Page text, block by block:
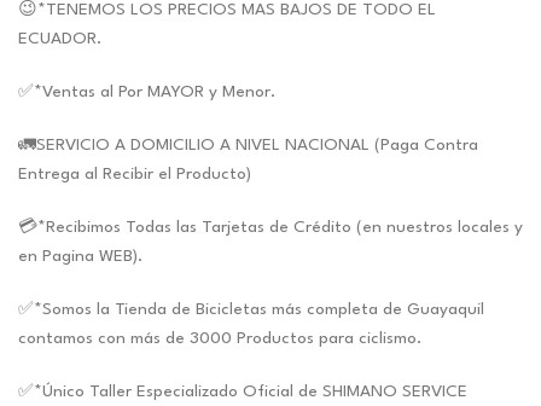
😉*TENEMOS LOS PRECIOS MAS BAJOS DE TODO EL
ECUADOR.
✅*Ventas al Por MAYOR y Menor.
🚛SERVICIO A DOMICILIO A NIVEL NACIONAL (Paga Contra
Entrega al Recibir el Producto)
💳*Recibimos Todas las Tarjetas de Crédito (en nuestros locales y
en Pagina WEB).
✅*Somos la Tienda de Bicicletas más completa de Guayaquil
contamos con más de 3000 Productos para ciclismo.
✅*Único Taller Especializado Oficial de SHIMANO SERVICE